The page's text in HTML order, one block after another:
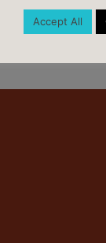
Accept All